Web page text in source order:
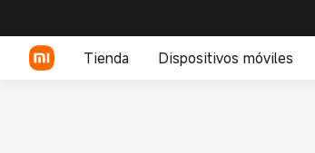
Tienda Dispositivos móviles